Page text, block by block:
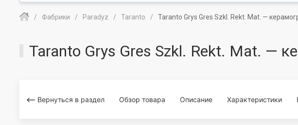
Фабрики Paradyz Taranto Taranto Grys Gres Szkl. Rekt. Mat. —
Taranto Grys Gres Szkl. Rekt. Mat. —
Вернуться в раздел Обзор товара Описание Характеристики